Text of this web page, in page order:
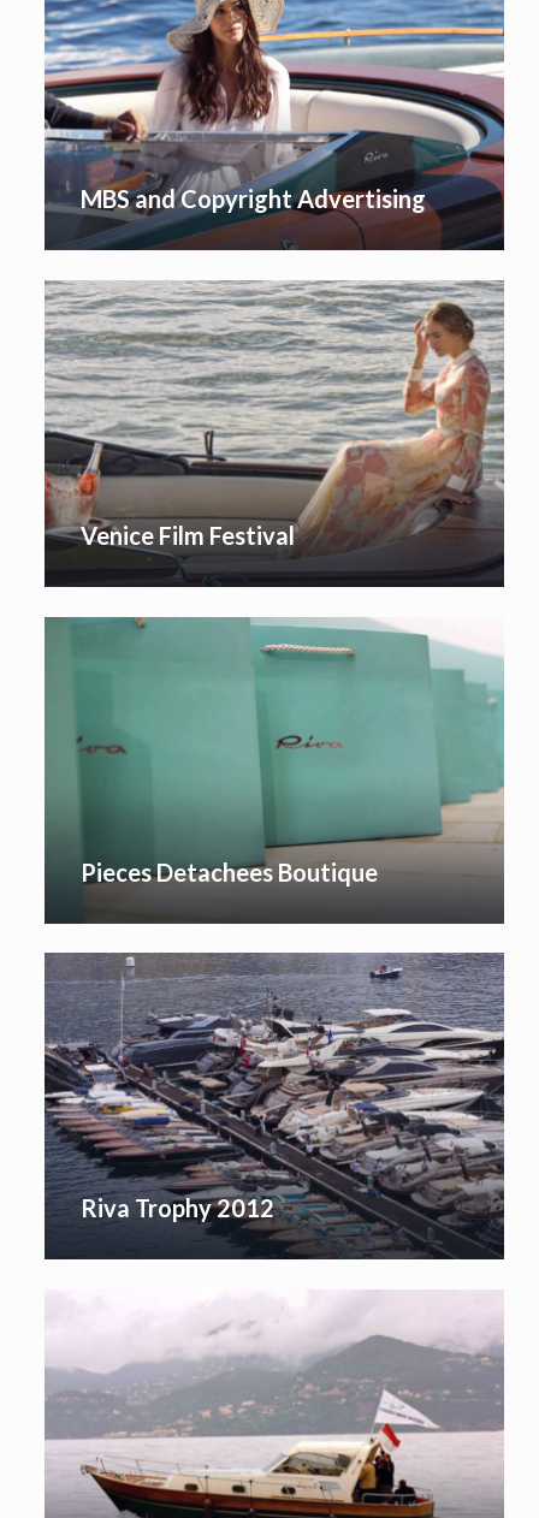
MBS and Copyright Advertising
Venice Film Festival
Pieces Detachees Boutique
Riva Trophy 2012